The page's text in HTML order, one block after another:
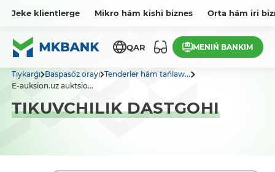
Jeke klientlerge Mikro hám kishi biznes Orta hám iri
QAR MENIŃ BANKIM
Tiykarǵı Baspasóz orayı Tenderler hám tańlaw...
E-auksion.uz auktsio...
TIKUVCHILIK DASTGOHI